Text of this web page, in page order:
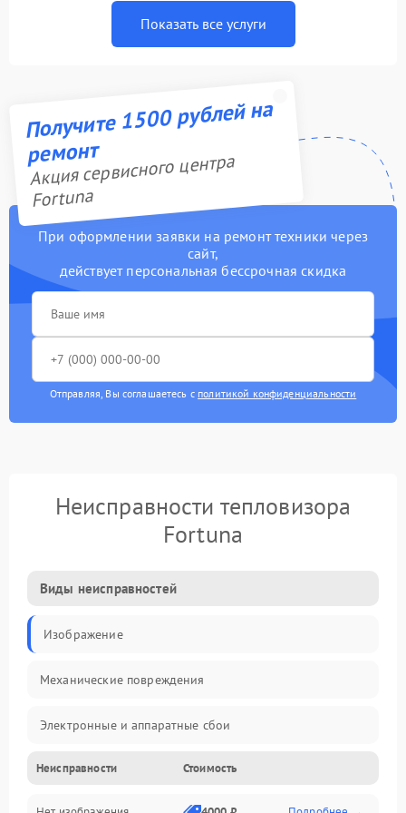
Показать все услуги
Получите 1500 рублей на
ремонт
Акция сервисного центра
Fortuna
При оформлении заявки на ремонт техники через
сайт,
действует персональная бессрочная скидка
Отправляя, Вы соглашаетесь с политикой конфиденциальности
Неисправности тепловизора
Fortuna
Виды неисправностей
Изображение
Механические повреждения
Электронные и аппаратные сбои
Неисправности сенсора и оптики
Неисправности Стоимость